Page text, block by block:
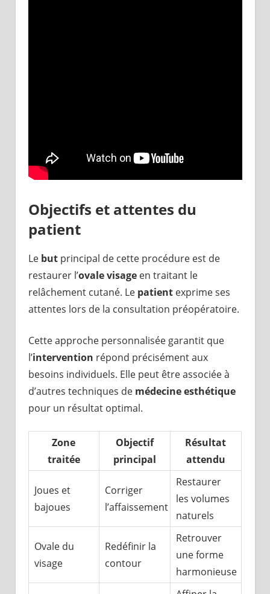
Objectifs et attentes du
patient
Le butprincipal de cette procédure est de
restaurer l’ovale visageen traitant le
relâchement cutané. Le patientexprime ses
attentes lors de la consultation préopératoire.
Cette approche personnalisée garantit que
l’intervention répond précisément aux
besoins individuels. Elle peut être associée à
d’autres techniques de médecine esthétique
pour un résultat optimal.
Zone
traitée
Objectif
principal
Résultat
attendu
Joues et
bajoues
Corriger
l’affaissement
Restaurer
les volumes
naturels
Ovale du
visage
Redéfinir la
contour
Retrouver
une forme
harmonieuse